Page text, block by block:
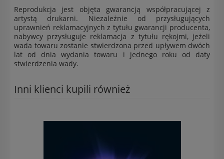
Reprodukcja jest objęta gwarancją współpracującej z
artystą drukarni. Niezależnie od przysługujących
uprawnień reklamacyjnych z tytułu gwarancji producenta,
nabywcy przysługuje reklamacja z tytułu rękojmi, jeżeli
wada towaru zostanie stwierdzona przed upływem dwóch
lat od dnia wydania towaru i jednego roku od daty
stwierdzenia wady.
Inni klienci kupili również